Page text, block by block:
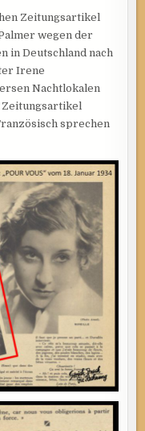
Zeitungsartikel
wegen der
in Deutschland nach
Irene
Nachtlokalen
Zeitungsartikel
sprechen